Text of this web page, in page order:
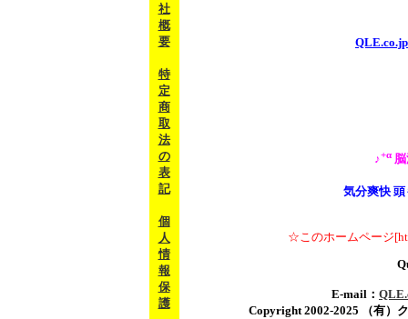
社
概
要
特
定
商
取
法
の
表
記
個
人
情
報
保
護
♪+α
気分爽快
☆このホームページ
E-mail：
Copyright 2002-2025 （有）